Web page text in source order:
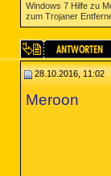
Windows 7 Hilfe zu
zum Trojaner
28.10.2016, 11:02
Meroon